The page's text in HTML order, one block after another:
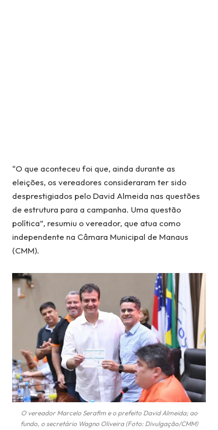
“O que aconteceu foi que, ainda durante as
eleições, os vereadores consideraram ter sido
desprestigiados pelo David Almeida nas questões
de estrutura para a campanha. Uma questão
política”, resumiu o vereador, que atua como
independente na Câmara Municipal de Manaus
(CMM).
O vereador Marcelo Serafim e o prefeito David Almeida; ao
fundo, o secretário Wagno Oliveira (Foto: Divulgação/CMM)